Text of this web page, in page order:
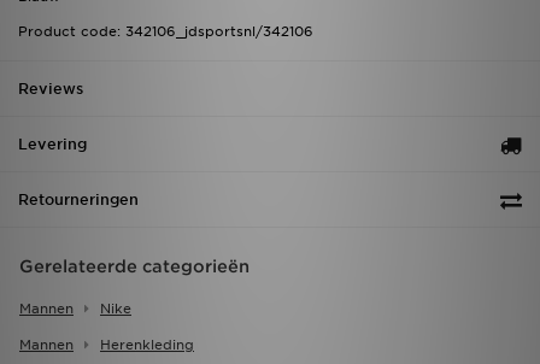
Product code: 342106_jdsportsnl/342106
Reviews
Levering
Retourneringen
Gerelateerde categorieën
Mannen Nike
Mannen Herenkleding